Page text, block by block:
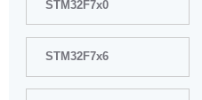
STM32F7x0
STM32F7x6